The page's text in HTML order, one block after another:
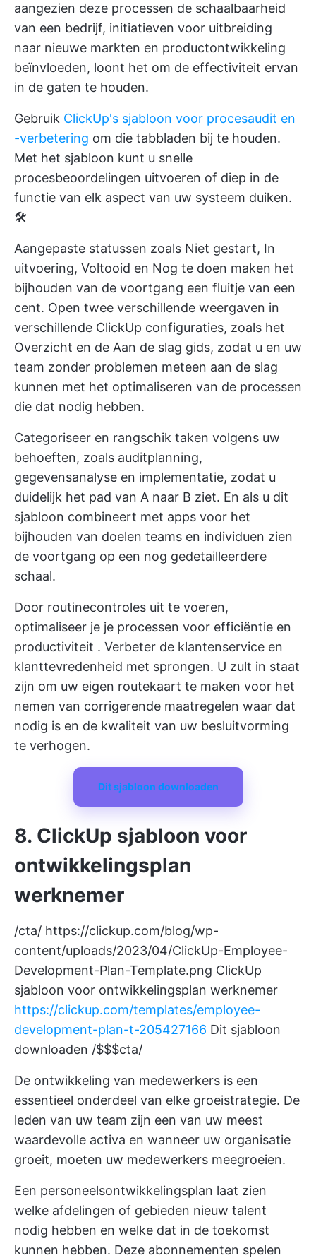
aangezien deze processen de schaalbaarheid
van een bedrijf, initiatieven voor uitbreiding
naar nieuwe markten en productontwikkeling
beïnvloeden, loont het om de effectiviteit ervan
in de gaten te houden.
Gebruik ClickUp's sjabloon voor procesaudit en
-verbetering om die tabbladen bij te houden.
Met het sjabloon kunt u snelle
procesbeoordelingen uitvoeren of diep in de
functie van elk aspect van uw systeem duiken.
🛠
Aangepaste statussen zoals Niet gestart, In
uitvoering, Voltooid en Nog te doen maken het
bijhouden van de voortgang een fluitje van een
cent. Open twee verschillende weergaven in
verschillende ClickUp configuraties, zoals het
Overzicht en de Aan de slag gids, zodat u en uw
team zonder problemen meteen aan de slag
kunnen met het optimaliseren van de processen
die dat nodig hebben.
Categoriseer en rangschik taken volgens uw
behoeften, zoals auditplanning,
gegevensanalyse en implementatie, zodat u
duidelijk het pad van A naar B ziet. En als u dit
sjabloon combineert met apps voor het
bijhouden van doelen teams en individuen zien
de voortgang op een nog gedetailleerdere
schaal.
Door routinecontroles uit te voeren,
optimaliseer je je processen voor efficiëntie en
productiviteit . Verbeter de klantenservice en
klanttevredenheid met sprongen. U zult in staat
zijn om uw eigen routekaart te maken voor het
nemen van corrigerende maatregelen waar dat
nodig is en de kwaliteit van uw besluitvorming
te verhogen.
Dit sjabloon downloaden
8. ClickUp sjabloon voor
ontwikkelingsplan
werknemer
/cta/ https://clickup.com/blog/wp-
content/uploads/2023/04/ClickUp-Employee-
Development-Plan-Template.png ClickUp
sjabloon voor ontwikkelingsplan werknemer
https://clickup.com/templates/employee-
development-plan-t-205427166 Dit sjabloon
downloaden /$$$cta/
De ontwikkeling van medewerkers is een
essentieel onderdeel van elke groeistrategie. De
leden van uw team zijn een van uw meest
waardevolle activa en wanneer uw organisatie
groeit, moeten uw medewerkers meegroeien.
Een personeelsontwikkelingsplan laat zien
welke afdelingen of gebieden nieuw talent
nodig hebben en welke dat in de toekomst
kunnen hebben. Deze abonnementen spelen